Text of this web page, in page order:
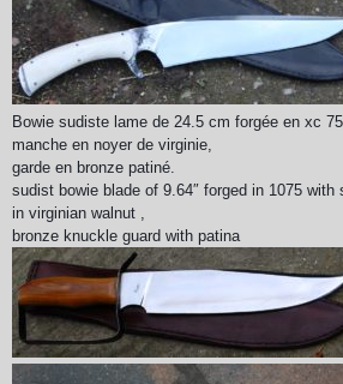
Bowie sudiste lame de 24.5 cm forgée en xc
manche en noyer de virginie,
garde en bronze patiné.
sudist bowie blade of 9.64″ forged in 1075
in virginian walnut ,
bronze knuckle guard with patina